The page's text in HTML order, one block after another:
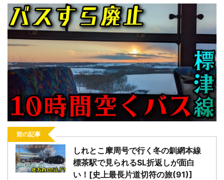
前の記事
しれとこ摩周号で行く冬の釧網本線
標茶駅で見られるSL折返しが面白
い！[史上最長片道切符の旅(91)]